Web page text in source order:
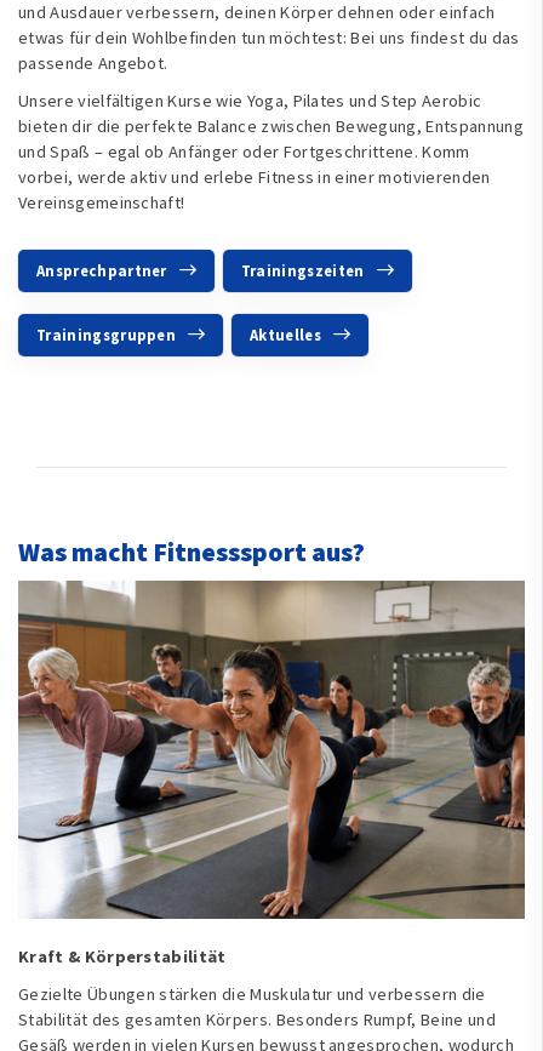
und Ausdauer verbessern, deinen Körper dehnen oder einfach
etwas für dein Wohlbefinden tun möchtest: Bei uns findest du das
passende Angebot.
Unsere vielfältigen Kurse wie Yoga, Pilates und Step Aerobic
bieten dir die perfekte Balance zwischen Bewegung, Entspannung
und Spaß – egal ob Anfänger oder Fortgeschrittene. Komm
vorbei, werde aktiv und erlebe Fitness in einer motivierenden
Vereinsgemeinschaft!
Ansprechpartner Trainingszeiten
Trainingsgruppen Aktuelles
Was macht Fitnesssport aus?
Kraft & Körperstabilität
Gezielte Übungen stärken die Muskulatur und verbessern die
Stabilität des gesamten Körpers. Besonders Rumpf, Beine und
Gesäß werden in vielen Kursen bewusst angesprochen, wodurch